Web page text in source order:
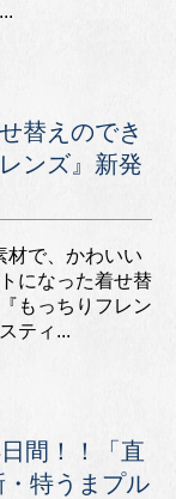
替えのでき
ンズ』新発
材で、かわいい
になった着せ替
もっちりフレン
ティ...
間！！「直
特うまプル